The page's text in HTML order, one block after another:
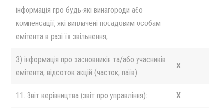
інформація про будь-які винагороди або
компенсації, які виплачені посадовим особам
емітента в разі їх звільнення;
3) інформація про засновників та/або учасників
емітента, відсоток акцій (часток, паїв).
X
11. Звіт керівництва (звіт про управління): X